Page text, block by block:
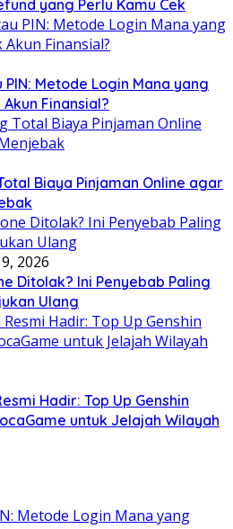
yang Perlu Kamu Cek
PIN: Metode Login Mana yang
Finansial?
Biaya Pinjaman Online agar
2026
Ditolak? Ini Penyebab Paling
Ulang
Hadir: Top Up Genshin
untuk Jelajah Wilayah